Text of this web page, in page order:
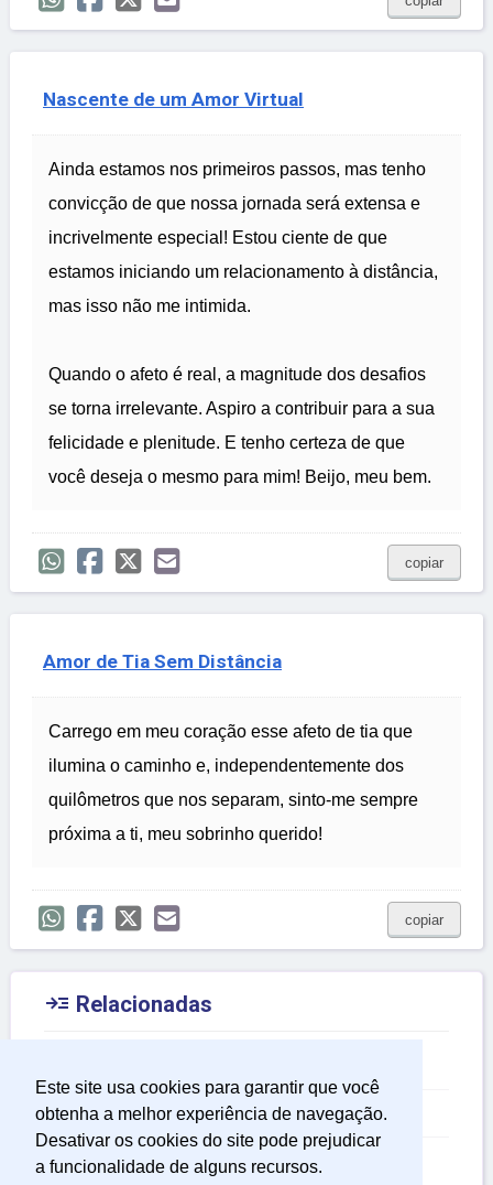
Este site usa cookies para garantir que você
obtenha a melhor experiência de navegação.
Desativar os cookies do site pode prejudicar
a funcionalidade de alguns recursos.
Nascente de um Amor Virtual
Ainda estamos nos primeiros passos, mas tenho
convicção de que nossa jornada será extensa e
incrivelmente especial! Estou ciente de que
estamos iniciando um relacionamento à distância,
mas isso não me intimida.
Quando o afeto é real, a magnitude dos desafios
se torna irrelevante. Aspiro a contribuir para a sua
felicidade e plenitude. E tenho certeza de que
você deseja o mesmo para mim! Beijo, meu bem.
copiar
Amor de Tia Sem Distância
Carrego em meu coração esse afeto de tia que
ilumina o caminho e, independentemente dos
quilômetros que nos separam, sinto-me sempre
próxima a ti, meu sobrinho querido!
copiar
 Relacionadas
Mensagem de Sentimentos
Mensagem de Namoro